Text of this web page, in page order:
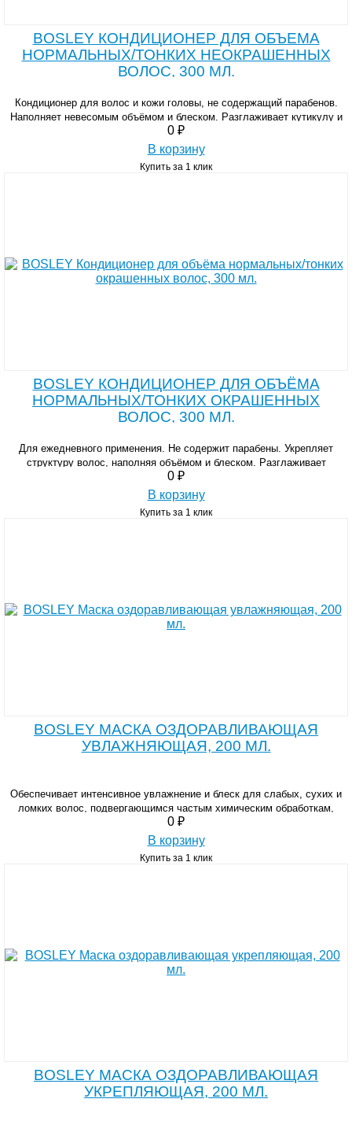
BOSLEY КОНДИЦИОНЕР ДЛЯ ОБЪЕМА
НОРМАЛЬНЫХ/ТОНКИХ НЕОКРАШЕННЫХ
ВОЛОС, 300 МЛ.
Кондиционер для волос и кожи головы, не содержащий парабенов.
Наполняет невесомым объёмом и блеском. Разглаживает кутикулу и
утолщает, способствует защите волос
0 ₽
В корзину
Купить за 1 клик
BOSLEY КОНДИЦИОНЕР ДЛЯ ОБЪЁМА
НОРМАЛЬНЫХ/ТОНКИХ ОКРАШЕННЫХ
ВОЛОС, 300 МЛ.
Для ежедневного применения. Не содержит парабены. Укрепляет
структуру волос, наполняя объёмом и блеском. Разглаживает
кутикулу и утолщает волосы.
0 ₽
В корзину
Купить за 1 клик
BOSLEY МАСКА ОЗДОРАВЛИВАЮЩАЯ
УВЛАЖНЯЮЩАЯ, 200 МЛ.
Обеспечивает интенсивное увлажнение и блеск для слабых, сухих и
ломких волос, подвергающимся частым химическим обработкам,
тепловым повреждениям, частым мытьем.
0 ₽
В корзину
Купить за 1 клик
BOSLEY МАСКА ОЗДОРАВЛИВАЮЩАЯ
УКРЕПЛЯЮЩАЯ, 200 МЛ.